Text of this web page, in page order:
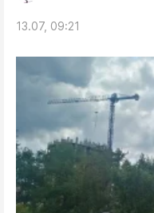
13.07, 09:21